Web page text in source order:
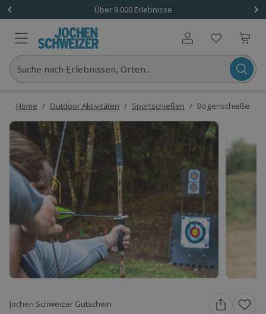
Über 9.000 Erlebnisse
Benutzerkonto
Suche nach Erlebnissen, Orten...
Home / Outdoor Aktivitäten / Sportschießen / Bogenschießen
Jochen Schweizer Gutschein